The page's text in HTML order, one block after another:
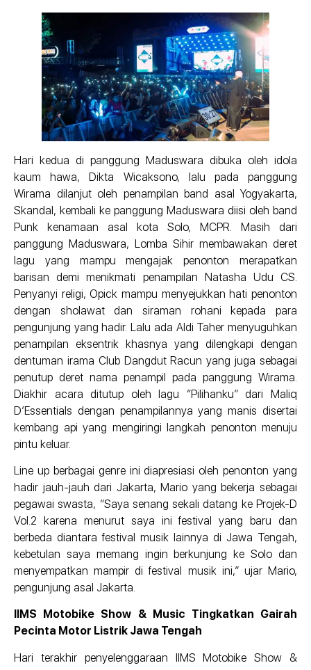
Hari kedua di panggung Maduswara dibuka oleh idola
kaum hawa, Dikta Wicaksono, lalu pada panggung
Wirama dilanjut oleh penampilan band asal Yogyakarta,
Skandal, kembali ke panggung Maduswara diisi oleh band
Punk kenamaan asal kota Solo, MCPR. Masih dari
panggung Maduswara, Lomba Sihir membawakan deret
lagu yang mampu mengajak penonton merapatkan
barisan demi menikmati penampilan Natasha Udu CS.
Penyanyi religi, Opick mampu menyejukkan hati penonton
dengan sholawat dan siraman rohani kepada para
pengunjung yang hadir. Lalu ada Aldi Taher menyuguhkan
penampilan eksentrik khasnya yang dilengkapi dengan
dentuman irama Club Dangdut Racun yang juga sebagai
penutup deret nama penampil pada panggung Wirama.
Diakhir acara ditutup oleh lagu “Pilihanku” dari Maliq
D’Essentials dengan penampilannya yang manis disertai
kembang api yang mengiringi langkah penonton menuju
pintu keluar.
Line up berbagai genre ini diapresiasi oleh penonton yang
hadir jauh-jauh dari Jakarta, Mario yang bekerja sebagai
pegawai swasta, “Saya senang sekali datang ke Projek-D
Vol.2 karena menurut saya ini festival yang baru dan
berbeda diantara festival musik lainnya di Jawa Tengah,
kebetulan saya memang ingin berkunjung ke Solo dan
menyempatkan mampir di festival musik ini,” ujar Mario,
pengunjung asal Jakarta.
IIMS Motobike Show & Music Tingkatkan Gairah
Pecinta Motor Listrik Jawa Tengah
Hari terakhir penyelenggaraan IIMS Motobike Show &